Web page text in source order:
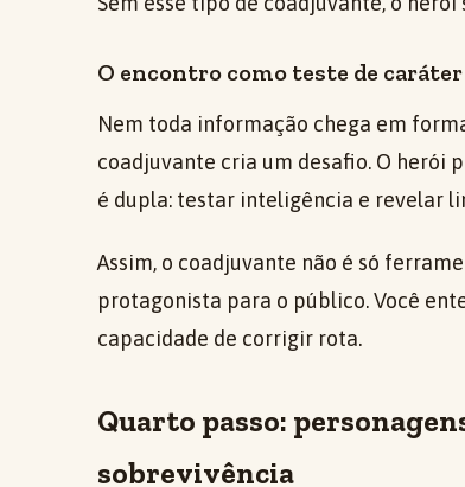
O encontro como teste de caráter
Nem toda informação chega em
coadjuvante cria um desafio. O herói
é dupla: testar inteligência e revelar
Assim, o coadjuvante não é só
protagonista para o público. Você
capacidade de corrigir rota.
Quarto passo:
sobrevivência